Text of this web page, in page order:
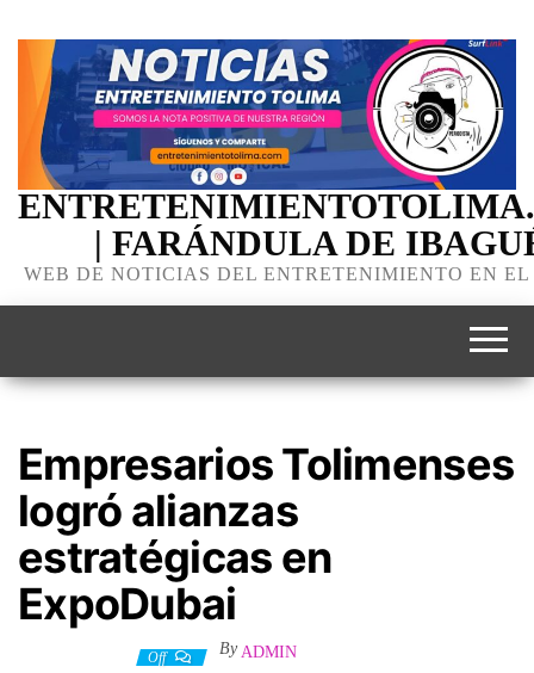
| FARÁNDULA DE
WEB DE NOTICIAS DEL ENTRETENIMIENTO EN
Empresarios Tolimenses
logró alianzas
estratégicas en
ExpoDubai
Off By ADMIN